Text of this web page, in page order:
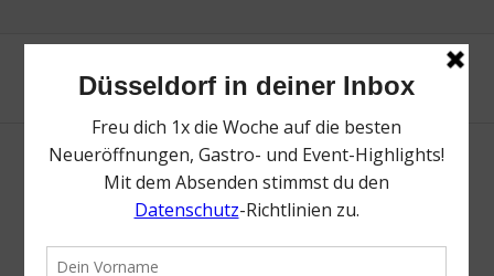
The Code Agency | Top Aktivitäten bei
Düsseldorf | Foto: The Code Agency